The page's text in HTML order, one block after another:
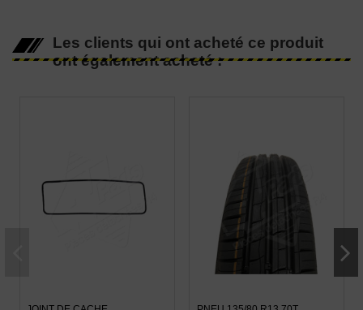
Les clients qui ont acheté ce produit
ont également acheté :